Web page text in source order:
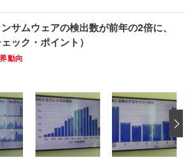
サムウェアの検出数が前年の2倍に、
ック・ポイント）
動向